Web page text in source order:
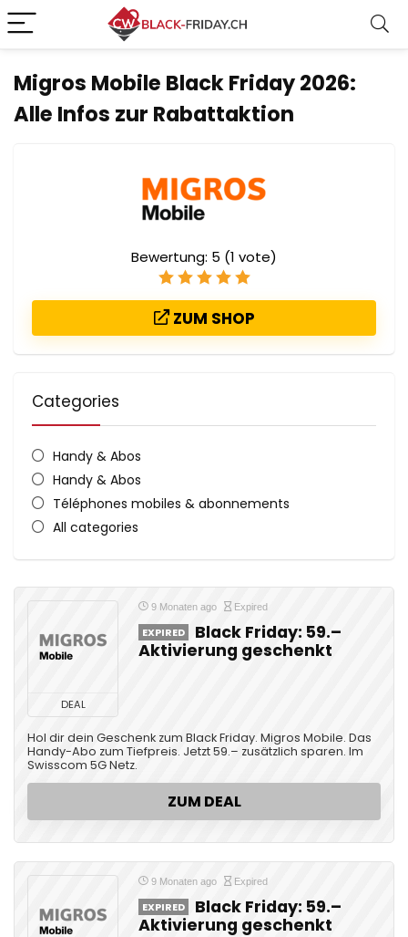
Migros Mobile Black Friday 2026:
Alle Infos zur Rabattaktion
Bewertung: 5 (1 vote)
ZUM SHOP
Categories
Handy & Abos
Handy & Abos
Téléphones mobiles & abonnements
All categories
DEAL
9 Monaten ago Expired
EXPIRED
Black Friday: 59.–
Aktivierung geschenkt
Hol dir dein Geschenk zum Black Friday. Migros Mobile. Das
Handy-Abo zum Tiefpreis. Jetzt 59.– zusätzlich sparen. Im
Swisscom 5G Netz.
ZUM DEAL
9 Monaten ago Expired
EXPIRED
Black Friday: 59.–
Aktivierung geschenkt